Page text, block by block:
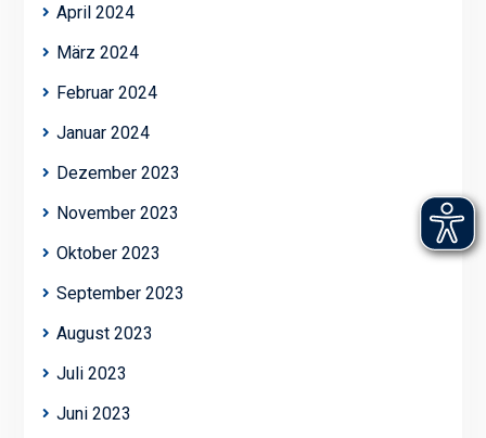
April 2024
März 2024
Februar 2024
Januar 2024
Dezember 2023
November 2023
Oktober 2023
September 2023
August 2023
Juli 2023
Juni 2023